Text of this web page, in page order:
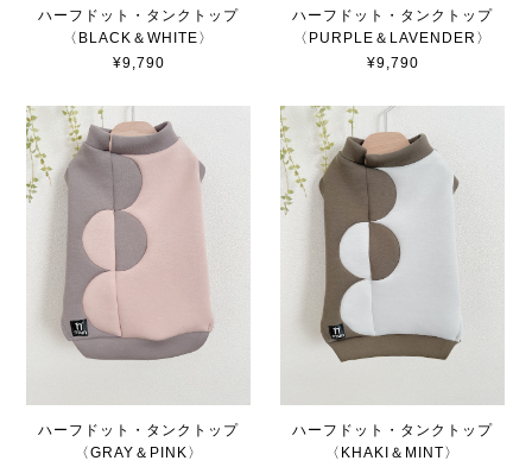
ハーフドット・タンクトップ
〈BLACK＆WHITE〉
¥9,790
ハーフドット・タンクトップ
〈PURPLE＆LAVENDER〉
¥9,790
ハーフドット・タンクトップ
〈GRAY＆PINK〉
ハーフドット・タンクトップ
〈KHAKI＆MINT〉